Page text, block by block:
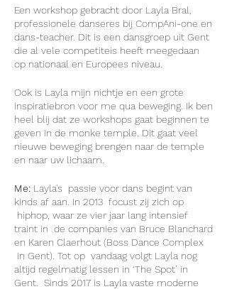
Een workshop gebracht door Layla Bral,
professionele danseres bij CompAni-one en
dans-teacher. Dit is een dansgroep uit Gent
die al vele competiteis heeft meegedaan
op nationaal en Europees niveau.
Ook is Layla mijn nichtje en een grote
inspiratiebron voor me qua beweging. Ik ben
heel blij dat ze workshops gaat beginnen te
geven in de monke temple. Dit gaat veel
nieuwe beweging brengen naar de temple
en naar uw lichaam.
Me: Layla's passie voor dans begint van
kinds af aan. In 2013 focust zij zich op
hiphop, waar ze vier jaar lang intensief
traint in de companies van Bruce Blanchard
en Karen Claerhout (Boss Dance Complex
in Gent). Tot op vandaag volgt Layla nog
altijd regelmatig lessen in ‘The Spot’ in
Gent. Sinds 2017 is Layla vaste moderne